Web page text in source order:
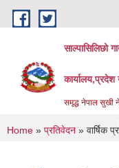
Skip to main content
साल्पासिलिछो
समृद्ध नेपाल सुखी
गाउँपालिका को
You are
Home » प्रतिवेदन » वार्षिक